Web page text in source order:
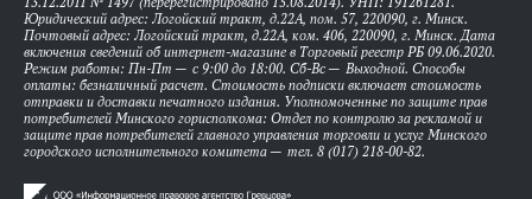
13.12.2011 № 1497 (перерегистрировано 15.08.2014). УНП: 191261281.
Юридический адрес: Логойский тракт, д.22А, пом. 57, 220090, г. Минск.
Почтовый адрес: Логойский тракт, д.22А, ком. 406, 220090, г. Минск. Дата
включения сведений об интернет-магазине в Торговый реестр РБ 09.06.2020.
Режим работы: Пн-Пт — с 9:00 до 18:00. Сб-Вс — Выходной. Способы
оплаты: безналичный расчет. Стоимость подписки включает стоимость
отправки и доставки печатного издания. Уполномоченные по защите прав
потребителей Минского горисполкома: Отдел по контролю за рекламой и
защите прав потребителей главного управления торговли и услуг Минского
городского исполнительного комитета — тел. 8 (017) 218-00-82.